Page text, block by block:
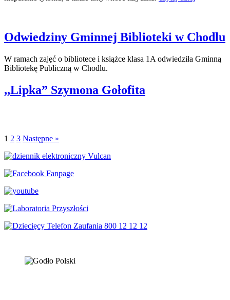
Odwiedziny Gminnej Biblioteki w Chodlu
W ramach zajęć o bibliotece i książce klasa 1A odwiedziła Gminną
Bibliotekę Publiczną w Chodlu.
,,Lipka” Szymona Gołofita
1 2 3 Następne »